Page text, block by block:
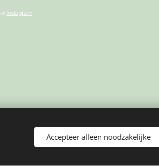
of Instagram
Accepteer alleen noodzakelijke